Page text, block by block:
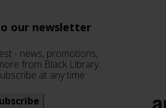
our newsletter
- news, promotions,
from Black Library.
at any time